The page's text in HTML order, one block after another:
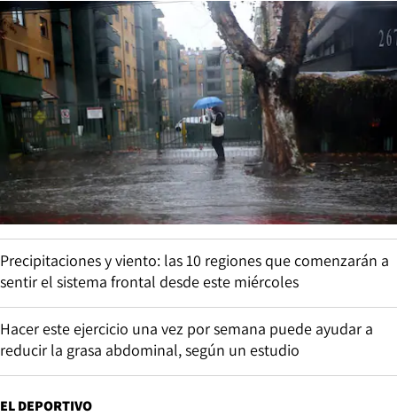
Precipitaciones y viento: las 10 regiones que comenzarán a
sentir el sistema frontal desde este miércoles
Hacer este ejercicio una vez por semana puede ayudar a
reducir la grasa abdominal, según un estudio
EL DEPORTIVO